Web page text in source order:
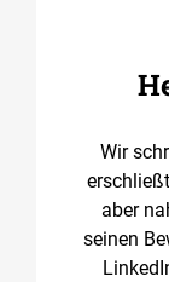
Wir
aber
seinen